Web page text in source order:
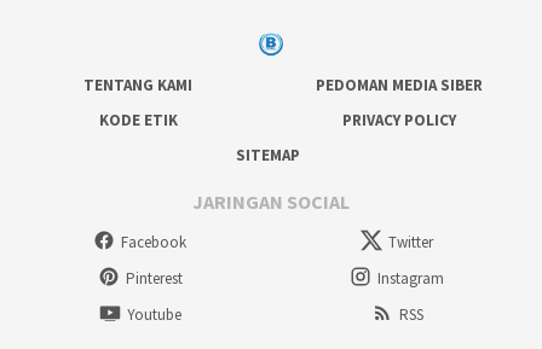
TENTANG KAMI
PEDOMAN MEDIA SIBER
KODE ETIK
PRIVACY POLICY
SITEMAP
JARINGAN SOCIAL
Facebook
Twitter
Pinterest
Instagram
Youtube
RSS